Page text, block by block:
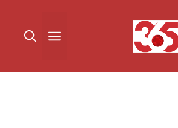
القائمة